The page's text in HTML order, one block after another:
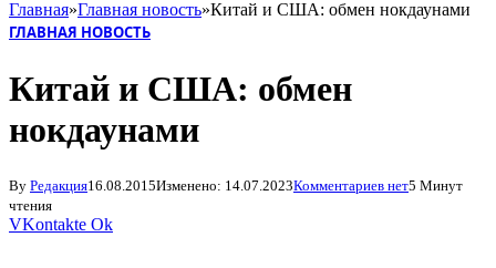
Главная»Главная новость»Китай и США: обмен нокдаунами
ГЛАВНАЯ НОВОСТЬ
Китай и США: обмен
нокдаунами
By Редакция16.08.2015Изменено: 14.07.2023Комментариев нет5 Минут
чтения
VKontakte Ok